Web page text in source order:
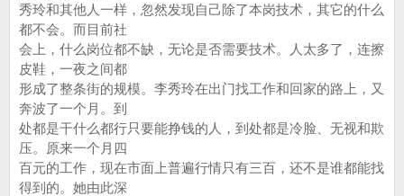
秀玲和其他人一样，忽然发现自己除了本岗技术，其它的什么
都不会。而目前社
会上，什么岗位都不缺，无论是否需要技术。人太多了，连擦
皮鞋，一夜之间都
形成了整条街的规模。李秀玲在出门找工作和回家的路上，又
奔波了一个月。到
处都是干什么都行只要能挣钱的人，到处都是冷脸、无视和欺
压。原来一个月四
百元的工作，现在市面上普遍行情只有三百，还不是谁都能找
得到的。她由此深